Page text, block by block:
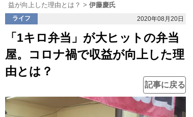
益が向上した理由とは？
伊藤慶氏
ライフ 2020年08月20日
「1キロ弁当」が大ヒットの弁当
屋。コロナ禍で収益が向上した理
由とは？
記事に戻る